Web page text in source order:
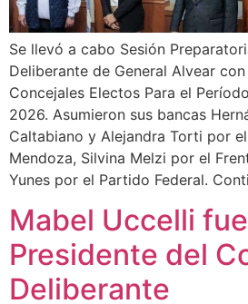
Se llevó a cabo Sesión
Deliberante de General Alvear
Concejales Electos Para el
2026. Asumieron sus bancas
Caltabiano y Alejandra Torti por
Mendoza, Silvina Melzi por el
Yunes por el Partido Federal.
Mabel Uccelli
Presidente del
Deliberante